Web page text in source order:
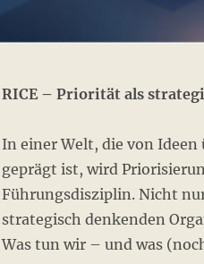
RICE – Priorität als
In einer Welt, die von
geprägt ist, wird
Führungsdisziplin. Nicht
strategisch denkenden
Was tun wir – und was